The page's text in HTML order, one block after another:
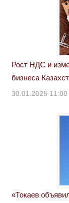
Рост НДС и
бизнеса
30.01.2025 11:00
«Токаев